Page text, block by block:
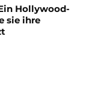
Hollywood-
sie ihre